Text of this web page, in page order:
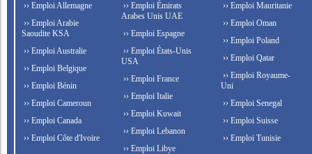
›› Emploi Allemagne
›› Emploi Arabie
Saoudite KSA
›› Emploi Australie
›› Emploi Belgique
›› Emploi Bénin
›› Emploi Cameroun
›› Emploi Canada
›› Emploi Côte d'Ivoire
›› Emploi Émirats
Arabes Unis UAE
›› Emploi Espagne
›› Emploi États-Unis
USA
›› Emploi France
›› Emploi Italie
›› Emploi Kuwait
›› Emploi Lebanon
›› Emploi Libye
›› Emploi Mauritanie
›› Emploi Oman
›› Emploi Poland
›› Emploi Qatar
›› Emploi Royaume-
Uni
›› Emploi Senegal
›› Emploi Suisse
›› Emploi Tunisie